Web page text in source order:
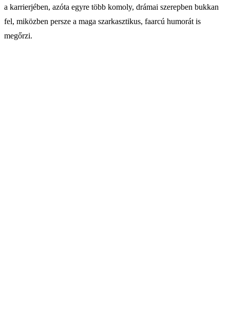
a karrierjében, azóta egyre több komoly, drámai szerepben bukkan
fel, miközben persze a maga szarkasztikus, faarcú humorát is
megőrzi.